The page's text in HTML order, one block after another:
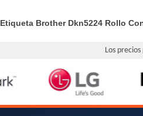
Etiqueta Brother Dkn5224 Rollo
Los